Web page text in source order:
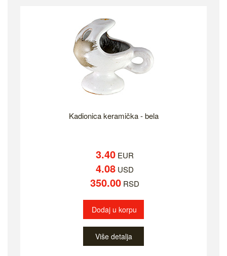
Kadionica keramička - bela
3.40 EUR
4.08 USD
350.00 RSD
Dodaj u korpu
Više detalja